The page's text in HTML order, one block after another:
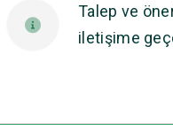
Talep ve
iletişime